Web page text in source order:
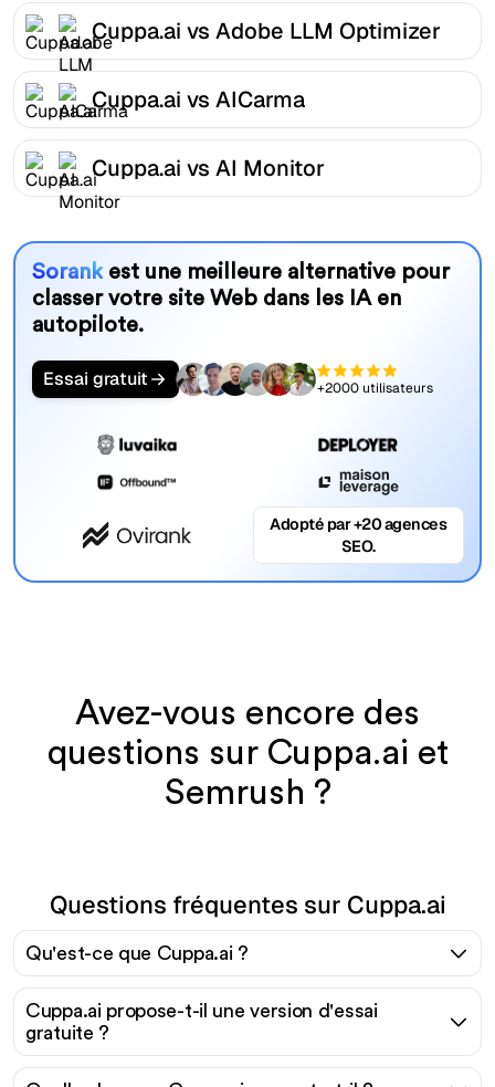
Cuppa.ai vs Adobe LLM Optimizer
Cuppa.ai vs AICarma
Cuppa.ai vs AI Monitor
Sorankest une meilleure alternative pour
classer votre site Web dans les IA en
autopilote.
Essai gratuit +2000 utilisateurs
Adopté par +20 agences
SEO.
Avez-vous encore des
questions sur Cuppa.ai et
Semrush ?
Questions fréquentes sur Cuppa.ai
Qu'est-ce que Cuppa.ai ?
Cuppa.ai propose-t-il une version d'essai
gratuite ?